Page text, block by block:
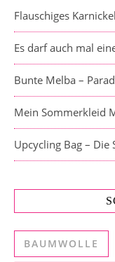
Flauschiges
Es darf auch mal
Bunte Melba –
Mein Sommerkleid
Upcycling Bag –
BAUMWOLLE